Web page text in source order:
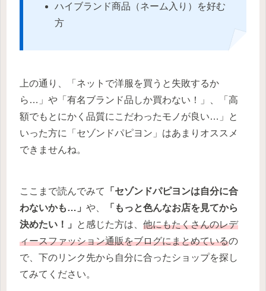
ハイブランド商品（ネーム入り）を好む
方
上の通り、「ネットで洋服を買うと失敗するか
ら…」や「有名ブランド品しか買わない！」、「高
額でもとにかく品質にこだわったモノが良い…」と
いった方に「セゾンドパピヨン」はあまりオススメ
できませんね。
ここまで読んでみて
「セゾンドパピヨンは自分に合
わないかも…」 や、
「もっと色んなお店を見てから
決めたい！」
と感じた方は、 他にもたくさんのレデ
ィースファッション通販をブログにまとめているの
で、下のリンク先から自分に合ったショップを探し
てみてください。